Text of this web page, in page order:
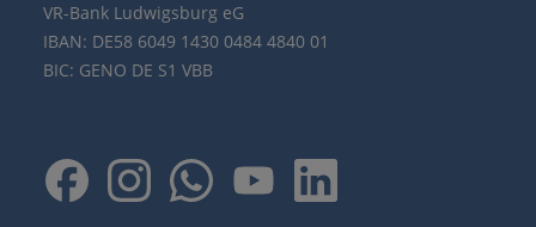
VR-Bank Ludwigsburg eG
IBAN: DE58 6049 1430 0484 4840 01
BIC: GENO DE S1 VBB